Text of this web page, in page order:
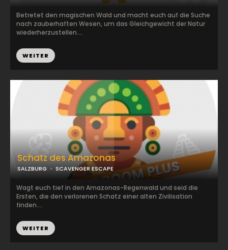
Betretet den magischen Wald und macht euch auf die Suche
nach zauberhaften Wesen, um das Gleichgewicht der Natur
wiederherzustellen....
WEITER
Schatz des Amazonas
SALZBURG SCAVENGER ESCAPE
Wagt euch tief in den Amazonas-Regenwald und seid die
Ersten, die den verlorenen Schatz einer alten Zivilisation
finden....
WEITER